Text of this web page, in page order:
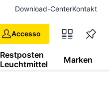
Download-CenterKontakt
Accesso
Restposten
Leuchtmittel
Marken